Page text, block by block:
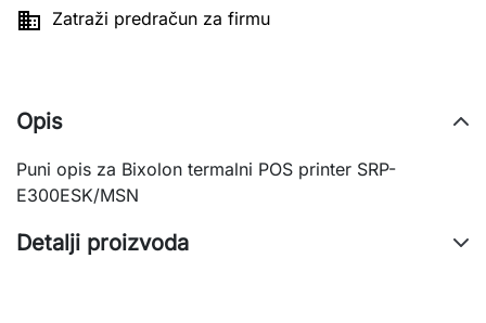
 Zatraži predračun za firmu
Opis
Puni opis za Bixolon termalni POS printer SRP-
E300ESK/MSN
Detalji proizvoda